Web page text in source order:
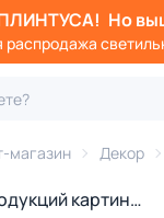
Но
распродажа
магазин Декор
картин